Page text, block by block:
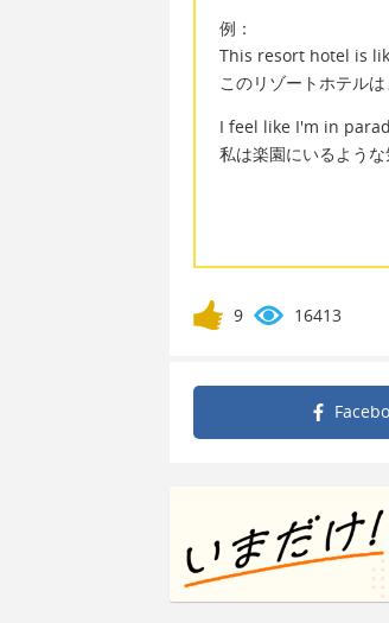
例：
This resort hotel is
このリゾートホテルは
I feel like I'm in
私は楽園にいるような
9 16413